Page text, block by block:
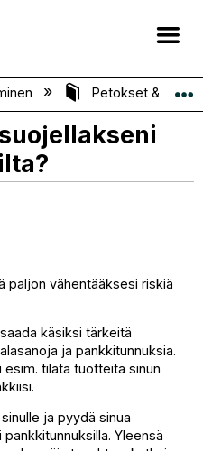
hierarkia
Petokset &
paljon vähentääksesi riskiä
käsiksi tärkeitä
ja pankkitunnuksia.
esim. tilata tuotteita sinun
ja pyydä sinua
Yleensä